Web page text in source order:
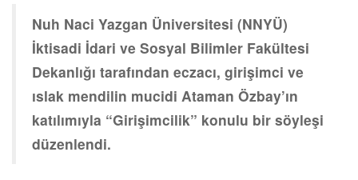
Nuh Naci Yazgan Üniversitesi (NNYÜ)
İktisadi İdari ve Sosyal Bilimler Fakültesi
Dekanlığı tarafından eczacı, girişimci ve
ıslak mendilin mucidi Ataman Özbay’ın
katılımıyla “Girişimcilik” konulu bir söyleşi
düzenlendi.